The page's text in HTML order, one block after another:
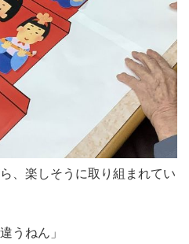
、楽しそうに取り組まれてい
うねん」